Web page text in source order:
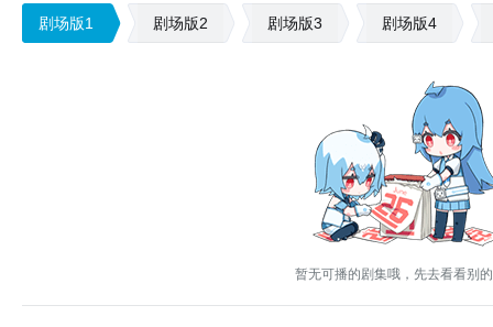
剧场版1 剧场版2 剧场版3 剧场版4
暂无可播的剧集哦，先去看看别